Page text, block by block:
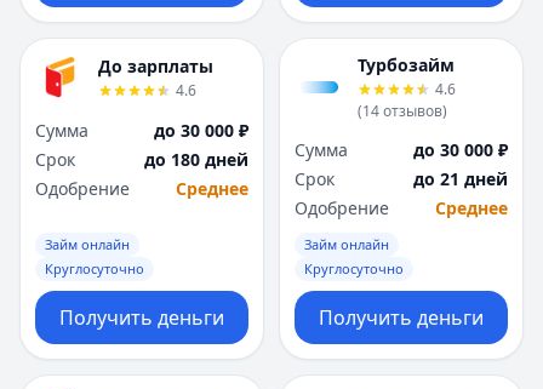
До зарплаты
4.6
Сумма
до 30 000 ₽
Срок
до 180 дней
Одобрение
Среднее
Займ онлайн
Круглосуточно
Получить деньги
Турбозайм
4.6
(14отзывов)
Сумма
до 30 000 ₽
Срок
до 21 дней
Одобрение
Среднее
Займ онлайн
Круглосуточно
Получить деньги